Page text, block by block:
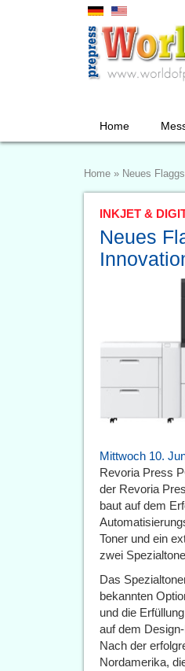
Home
Home » Neues
INKJET &
Neues
Mittwoch 10.
Revoria Press
der Revoria
baut auf dem
Toner und ein
zwei
Das
bekannten
und die
auf dem
Nach der
Nordamerika,